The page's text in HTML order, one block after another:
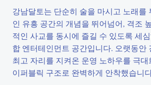
강남달토는 단순히 술을 마시고 노래를
인 유흥 공간의 개념을 뛰어넘어, 격조
적인 사교를 동시에 즐길 수 있도록 세
합 엔터테인먼트 공간입니다. 오랫동안
최고 자리를 지켜온 운영 노하우를 극
이퍼블릭 구조로 완벽하게 안착했습니